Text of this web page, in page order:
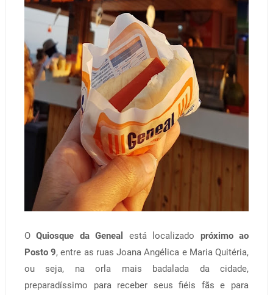
OQuiosque da Geneal está localizado próximo ao
Posto 9, entre as ruas Joana Angélica e Maria Quitéria,
ou seja, na orla mais badalada da cidade,
preparadíssimo para receber seus fiéis fãs e para